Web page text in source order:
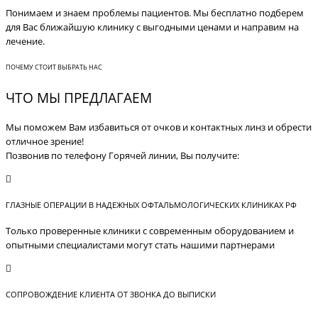
Понимаем и знаем проблемы пациентов. Мы бесплатно подберем
для Вас ближайшую клинику с выгодными ценами и направим на
лечение.
ПОЧЕМУ СТОИТ ВЫБРАТЬ НАС
ЧТО МЫ ПРЕДЛАГАЕМ
Мы поможем Вам избавиться от очков и контактных линз и обрести
отличное зрение!
Позвонив по телефону Горячей линии, Вы получите:
ГЛАЗНЫЕ ОПЕРАЦИИ В НАДЕЖНЫХ ОФТАЛЬМОЛОГИЧЕСКИХ КЛИНИКАХ РФ
Только проверенные клиники с современным оборудованием и
опытными специалистами могут стать нашими партнерами
СОПРОВОЖДЕНИЕ КЛИЕНТА ОТ ЗВОНКА ДО ВЫПИСКИ